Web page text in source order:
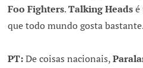
Foo Fighters.Talking Headsé
que todo mundo gosta
PT:De coisas nacionais,